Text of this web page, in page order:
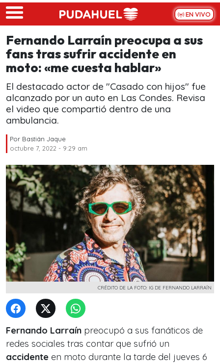
Skip to main content
EN VIVO
Fernando Larraín preocupa a sus
fans tras sufrir accidente en
moto: «me cuesta hablar»
El destacado actor de "Casado con hijos" fue
alcanzado por un auto en Las Condes. Revisa
el video que compartió dentro de una
ambulancia.
Por Bastián Jaque
octubre 7, 2022 - 9:29 am
CRÉDITO DE LA FOTO: IG DE FERNANDO LARRAÍN
Fernando Larraín preocupó a sus fanáticos de
redes sociales tras contar que sufrió un
accidente en moto durante la tarde del jueves 6